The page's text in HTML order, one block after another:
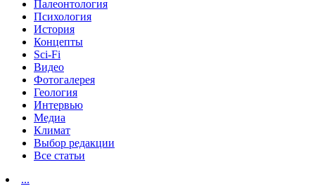
Палеонтология
Психология
История
Концепты
Sci-Fi
Видео
Фотогалерея
Геология
Интервью
Медиа
Климат
Выбор редакции
Все статьи
...